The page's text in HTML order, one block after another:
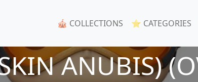
🎪 COLLECTIONS ⭐ CATEGORIES
ANUBIS)